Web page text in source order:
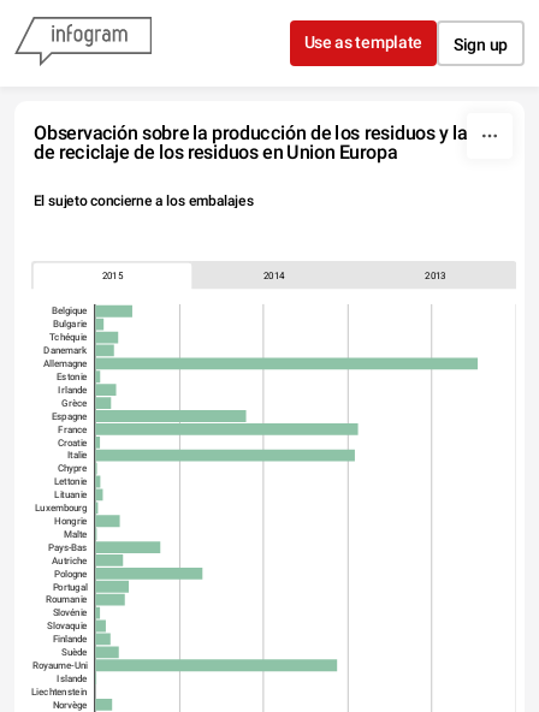
Skip to content
Use as template Sign up
Observación sobre la producción de los residuos y la tasa
de reciclaje de los residuos en Union Europa
El sujeto concierne a los embalajes
2015 2014 2013
Belgique
Bulgarie
Tchéquie
Danemark
Allemagne
Estonie
Irlande
Grèce
Espagne
France
Croatie
Italie
Chypre
Lettonie
Lituanie
Luxembourg
Hongrie
Malte
Pays-Bas
Autriche
Pologne
Portugal
Roumanie
Slovénie
Slovaquie
Finlande
Suède
Royaume-Uni
Islande
Liechtenstein
Norvège